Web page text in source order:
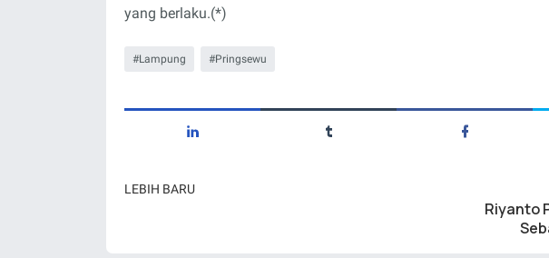
yang berlaku.(*)
Lampung Pringsewu
LEBIH BARU
Riyanto